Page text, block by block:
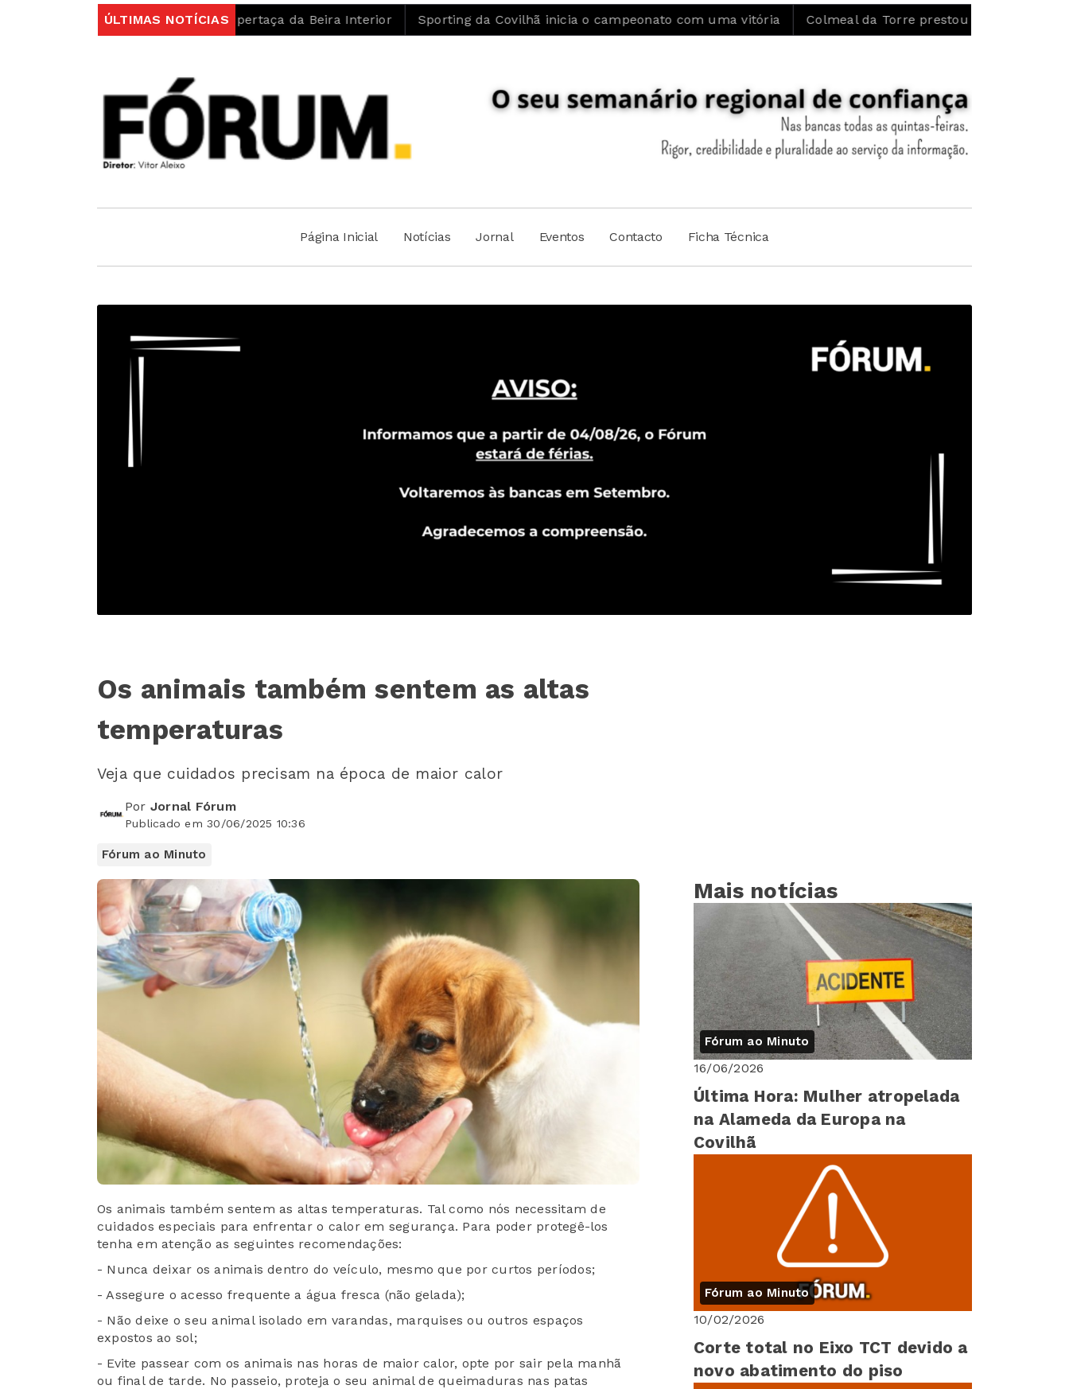
ÚLTIMAS NOTÍCIAS
3-0 e conquista Supertaça da Beira Interior Sporting da Covilhã inicia o campeonato com uma vitória Colmeal da Torre prestou homenagem ao Padre José
Página Inicial Notícias Jornal Eventos Contacto Ficha Técnica
Os animais também sentem as altas
temperaturas
Veja que cuidados precisam na época de maior calor
Por Jornal Fórum
Publicado em 30/06/2025 10:36
Fórum ao Minuto
Os animais também sentem as altas temperaturas. Tal como nós necessitam de
cuidados especiais para enfrentar o calor em segurança. Para poder protegê-los
tenha em atenção as seguintes recomendações:
- Nunca deixar os animais dentro do veículo, mesmo que por curtos períodos;
- Assegure o acesso frequente a água fresca (não gelada);
- Não deixe o seu animal isolado em varandas, marquises ou outros espaços
expostos ao sol;
- Evite passear com os animais nas horas de maior calor, opte por sair pela manhã
ou final de tarde. No passeio, proteja o seu animal de queimaduras nas patas
Mais notícias
Fórum ao Minuto
16/06/2026
Última Hora: Mulher atropelada
na Alameda da Europa na
Covilhã
Fórum ao Minuto
10/02/2026
Corte total no Eixo TCT devido a
novo abatimento do piso